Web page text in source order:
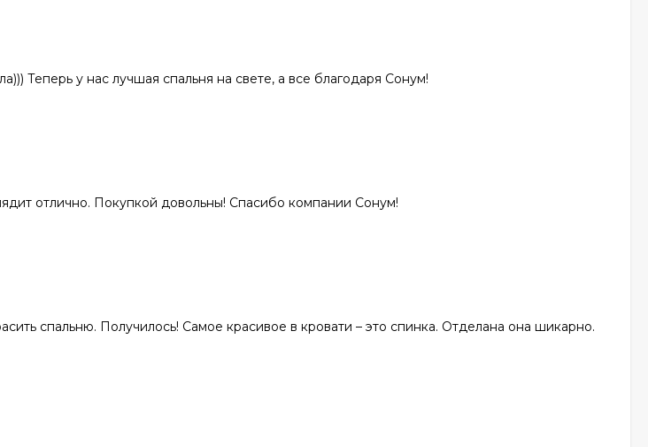
Теперь у нас лучшая спальня на свете, а все благодаря Сонум!
отлично. Покупкой довольны! Спасибо компании Сонум!
спальню. Получилось! Самое красивое в кровати – это спинка. Отделана она шикарно.